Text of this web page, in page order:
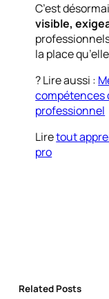
C’est
visible,
la place
? Lire aussi :
compétences
professionnel
Liretout
pro
Related Posts